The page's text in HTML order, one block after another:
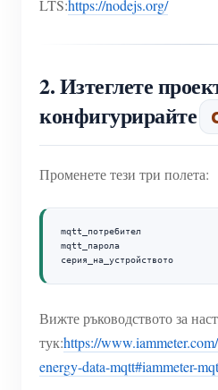
LTS:https://nodejs.org/
2. Изтеглете
конфигурирайте
Променете тези три полета:
mqtt_потребител
mqtt_парола
серия_на_устройството
Вижте ръководството за
тук:https://
energy-data-mqtt#iammeter-